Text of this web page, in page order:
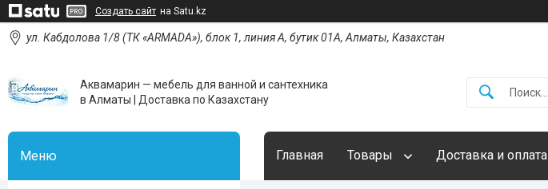
Создать сайт на Satu.kz
ул. Кабдолова 1/8 (ТК «ARMADA»), блок 1, линия А, бутик 01А, Алматы, Казахстан
Аквамарин — мебель для ванной и сантехника
в Алматы | Доставка по Казахстану
Главная Товары Доставка и оплата